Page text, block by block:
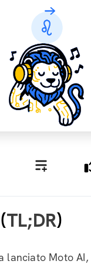
TL;DR)
lanciato Moto